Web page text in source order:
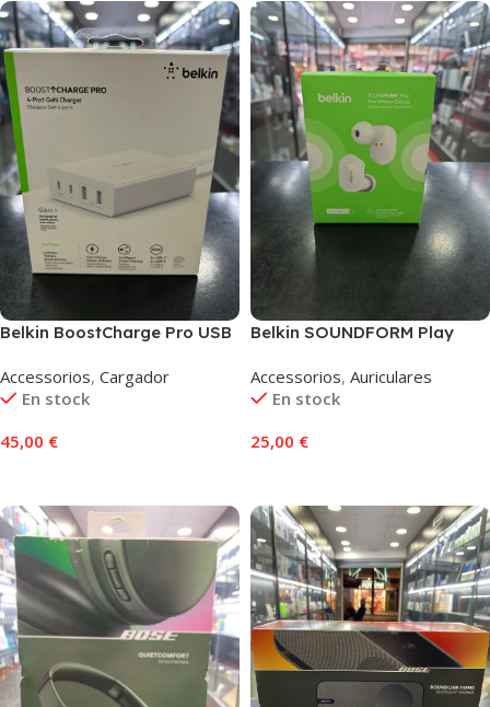
Belkin BoostCharge Pro USB
Accessorios, Cargador
En stock
45,00 €
Belkin SOUNDFORM Play
Accessorios, Auriculares
En stock
25,00 €